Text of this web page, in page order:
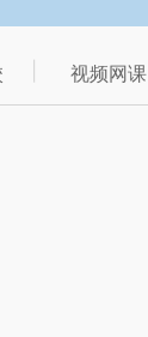
视频网课